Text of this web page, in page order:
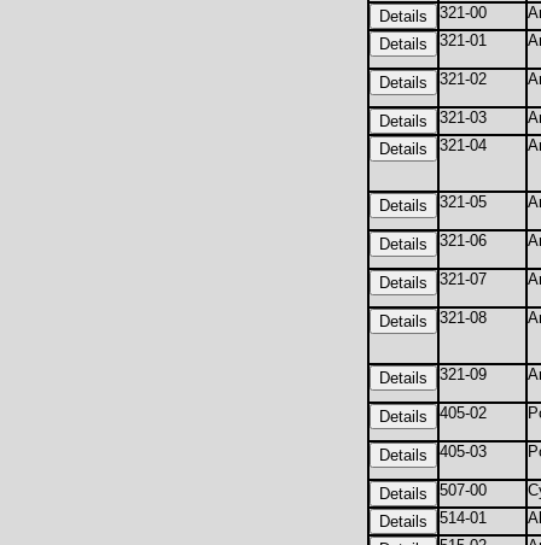
321-00
321-01
321-02
321-03
321-04
321-05
321-06
321-07
321-08
321-09
405-02
405-03
507-00
514-01